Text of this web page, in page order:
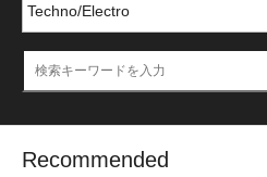
Recommended